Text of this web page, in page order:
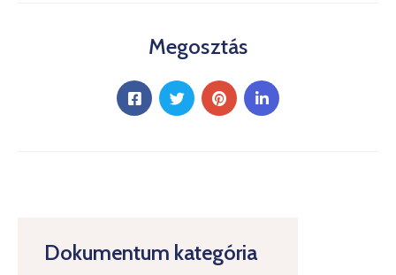
Dokumentum kategória
Megosztás